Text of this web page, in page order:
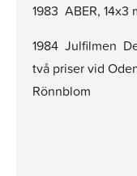
1983 ABER,
1984 Julfilmen
två priser vid
Rönnblom